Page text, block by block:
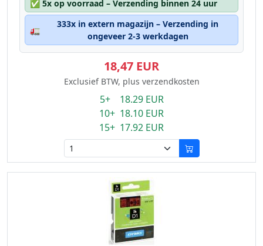
✅ 5x op voorraad – Verzending binnen 24 uur
🚛
333x in extern magazijn – Verzending in
ongeveer 2-3 werkdagen
18,47 EUR
Exclusief BTW, plus verzendkosten
5+ 18.29 EUR
10+ 18.10 EUR
15+ 17.92 EUR